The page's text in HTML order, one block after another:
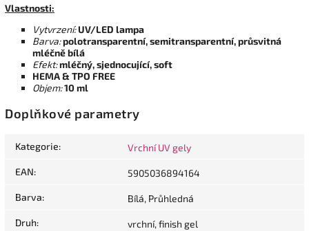
Vlastnosti:
Vytvrzení:UV/LED lampa
Barva:polotransparentní, semitransparentní, průsvitná
mléčně bílá
Efekt:mléčný, sjednocující, soft
HEMA & TPO FREE
Objem:10 ml
Doplňkové parametry
Kategorie: Vrchní UV gely
EAN: 5905036894164
Barva: Bílá, Průhledná
Druh: vrchní, finish gel